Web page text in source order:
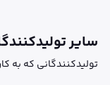
سایر
تولیدکنندگانی که به